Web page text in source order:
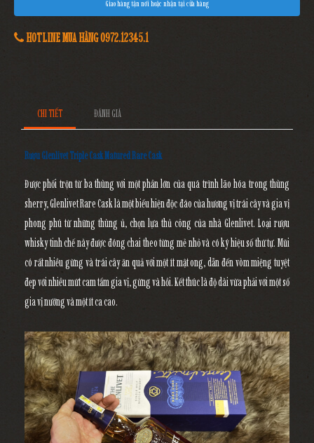
Giao hàng tận nơi hoặc nhận tại cửa hàng
HOTLINE MUA HÀNG 0972.12345.1
CHI TIẾT ĐÁNH GIÁ
Rượu Glenlivet Triple Cask Matured Rare Cask
Được phối trộn từ ba thùng với một phần lớn của quá trình lão hóa trong thùng
sherry,Glenlivet Rare Casklà một biểu hiện độc đáo của hương vị trái cây và gia vị
phong phú từ những thùng ủ, chọn lựa thủ công của nhà Glenlivet. Loại rượu
whisky tinh chế này được đóng chai theo từng mẻ nhỏ và có ký hiệu số thứ tự. Mũi
có rất nhiều gừng và trái cây ăn quả với một ít mật ong, dẫn đến vòm miệng tuyệt
đẹp với nhiều mứt cam tẩm gia vị, gừng và hồi. Kết thúc là độ dài vừa phải với một số
gia vị nướng và một ít ca cao.